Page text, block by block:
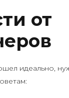
от
идеально,